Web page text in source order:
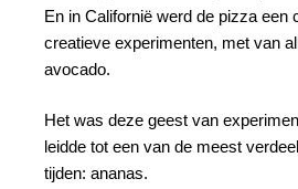
En in Californië werd de pizza een
creatieve experimenten, met van
avocado.
Het was deze geest van
leidde tot een van de meest
tijden: ananas.